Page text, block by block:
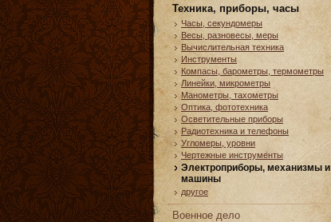
Техника, приборы, часы
Часы, cекундомеры
Весы, разновесы, меры
Вычислительная техника
Инструменты
Компасы, барометры, термометры
Линейки, микрометры
Манометры, тахометры
Оптика, фототехника
Осветительные приборы
Радиотехника и телефоны
Угломеры, уровни
Чертежные инструменты
Электроприборы, механизмы и
машины
другое
Военное дело